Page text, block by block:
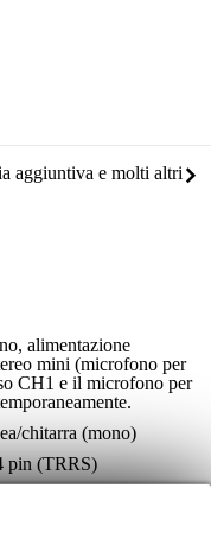
aggiuntiva e molti altri
alimentazione
mini (microfono per
CH1 e il microfono per
chitarra (mono)
pin (TRRS)
essere utilizzate